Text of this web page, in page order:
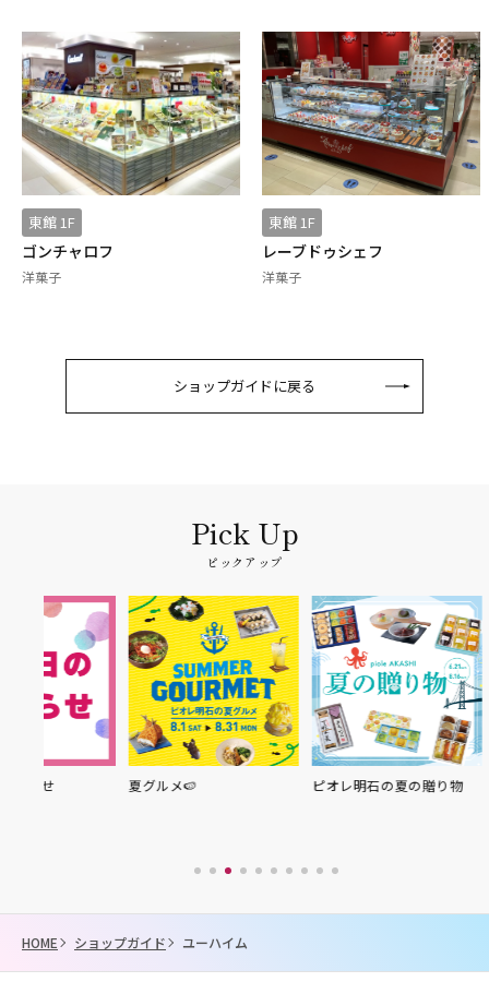
東館 1F
ゴンチャロフ
洋菓子
東館 1F
レーブドゥシェフ
洋菓子
ショップガイドに戻る
ピックアップ
夏グルメ🍉 ピオレ明石の夏の贈り物
HOME ショップガイド ユーハイム